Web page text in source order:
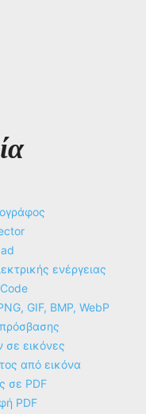
ενέργειας
GIF, BMP, WebP
σε εικόνες
από εικόνα
σε PDF
PDF